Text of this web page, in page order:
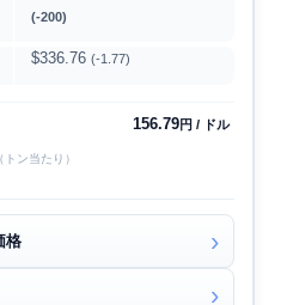
(-200)
$336.76 (-1.77)
156.79円 / ドル
ン当たり）
格